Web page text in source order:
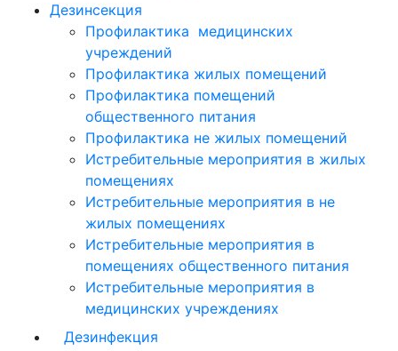
Дезинсекция
Профилактика медицинских
учреждений
Профилактика жилых помещений
Профилактика помещений
общественного питания
Профилактика не жилых помещений
Истребительные мероприятия в жилых
помещениях
Истребительные мероприятия в не
жилых помещениях
Истребительные мероприятия в
помещениях общественного питания
Истребительные мероприятия в
медицинских учреждениях
Дезинфекция